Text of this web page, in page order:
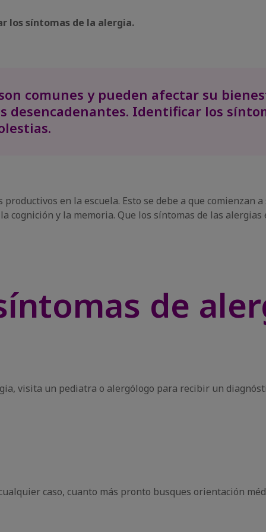
los síntomas de la alergia.
comunes y pueden afectar su
desencadenantes. Identificar los
en la escuela. Esto se debe a que
y la memoria. Que los síntomas de las
de
visita un pediatra o alergólogo para recibir un
caso, cuanto más pronto busques orientación